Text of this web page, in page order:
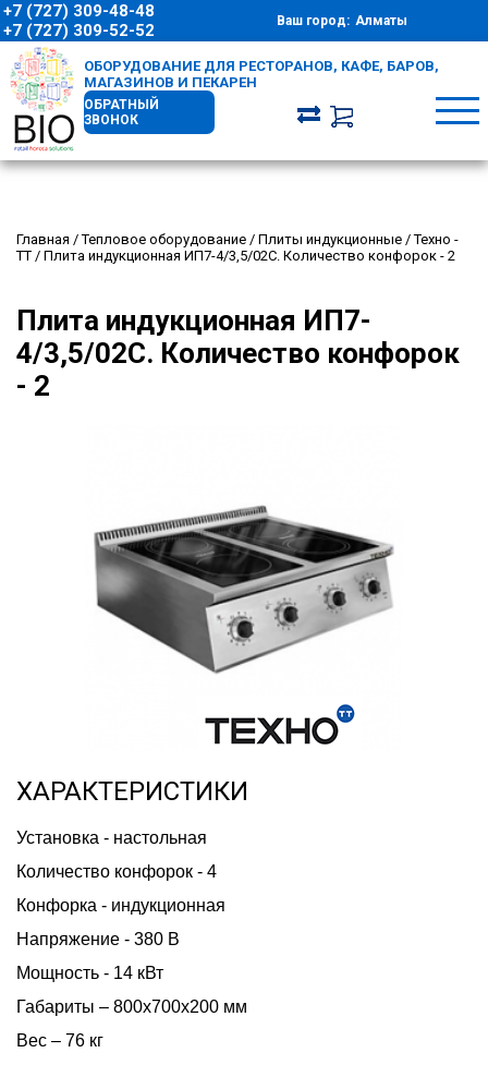
+7 (727) 309-48-48
+7 (727) 309-52-52
Ваш город: Алматы
ОБОРУДОВАНИЕ ДЛЯ РЕСТОРАНОВ, КАФЕ, БАРОВ,
МАГАЗИНОВ И ПЕКАРЕН
ОБРАТНЫЙ
ЗВОНОК
Главная /Тепловое оборудование / Плиты индукционные /Техно -
ТТ / Плита индукционная ИП7-4/3,5/02С. Количество конфорок - 2
Плита индукционная ИП7-
4/3,5/02С. Количество конфорок
- 2
ХАРАКТЕРИСТИКИ
Установка - настольная
Количество конфорок - 4
Конфорка - индукционная
Напряжение - 380 В
Мощность - 14 кВт
Габариты – 800х700х200 мм
Вес – 76 кг